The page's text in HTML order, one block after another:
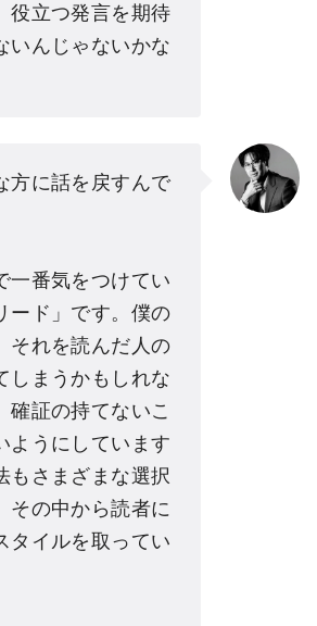
役立つ発言を期待
いんじゃないかな
方に話を戻すんで
一番気をつけてい
ード」です。僕の
それを読んだ人の
しまうかもしれな
確証の持てないこ
ようにしています
もさまざまな選択
その中から読者に
タイルを取ってい